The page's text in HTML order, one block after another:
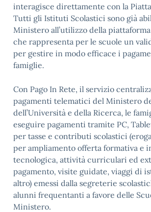
interagisce direttamente con la
Tutti gli Istituti Scolastici sono già
Ministero all’utilizzo della piattaforma
che rappresenta per le scuole un
per gestire in modo efficace i
famiglie.
Con Pago In Rete, il servizio
pagamenti telematici del Ministero
dell’Università e della Ricerca, le
eseguire pagamenti tramite PC,
per tasse e contributi scolastici
per ampliamento offerta formativa e
tecnologica, attività curriculari ed
pagamento, visite guidate, viaggi di
altro) emessi dalla segreterie
alunni frequentanti a favore delle
Ministero.